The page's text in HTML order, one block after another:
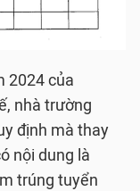
2024 của
nhà trường
định mà thay
nội dung là
trúng tuyển